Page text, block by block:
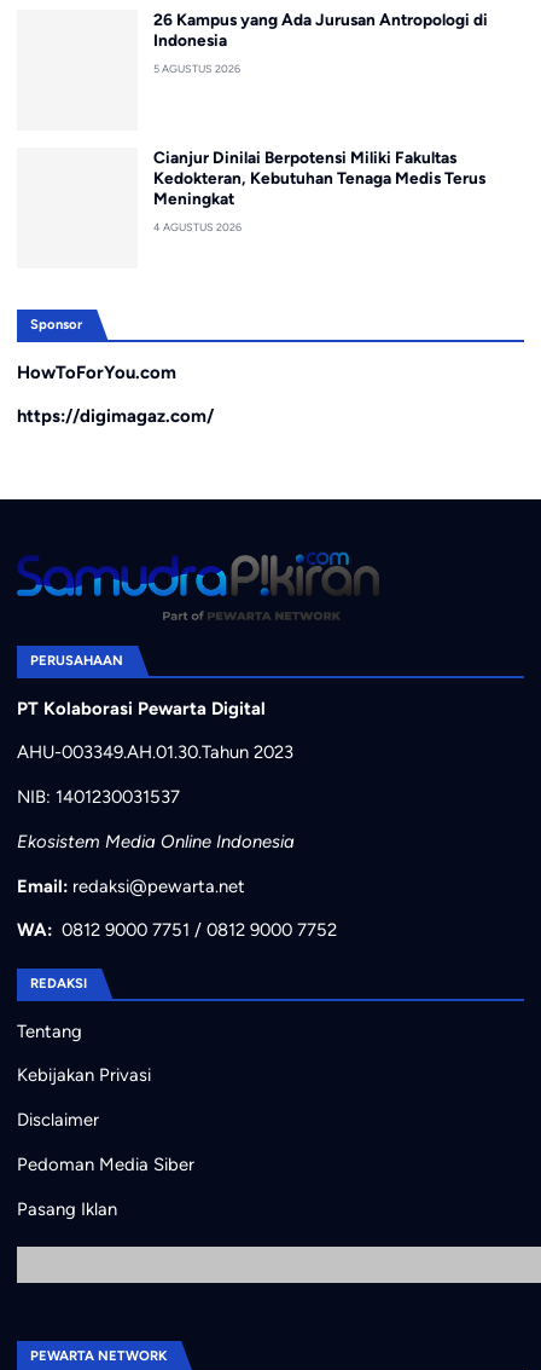
26 Kampus yang Ada Jurusan Antropologi di
Indonesia
5 AGUSTUS 2026
Cianjur Dinilai Berpotensi Miliki Fakultas
Kedokteran, Kebutuhan Tenaga Medis Terus
Meningkat
4 AGUSTUS 2026
Sponsor
HowToForYou.com
https://digimagaz.com/
PERUSAHAAN
PT Kolaborasi Pewarta Digital
AHU-003349.AH.01.30.Tahun 2023
NIB: 1401230031537
Ekosistem Media Online Indonesia
Email: redaksi@pewarta.net
WA: 0812 9000 7751 / 0812 9000 7752
REDAKSI
Tentang
Kebijakan Privasi
Disclaimer
Pedoman Media Siber
Pasang Iklan
PEWARTA NETWORK